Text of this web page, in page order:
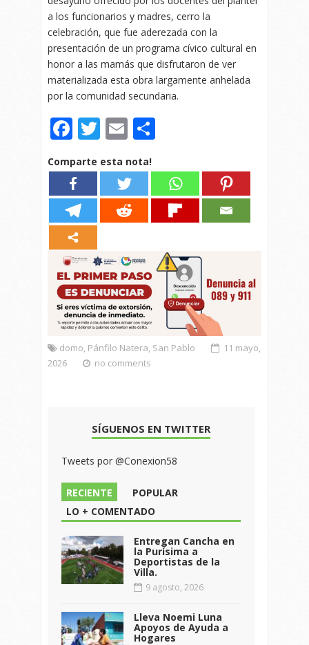
a los funcionarios y madres, cerro la
celebración, que fue aderezada con la
presentación de un programa cívico cultural en
honor a las mamás que disfrutaron de ver
materializada esta obra largamente anhelada
por la comunidad secundaria.
Facebook
Twitter
Email
Comparte esta nota!
domo, Pánfilo Natera, San Pablo
11 mayo,
2026
no comments
SÍGUENOS EN TWITTER
Tweets por @Conexion58
RECIENTE
POPULAR
LO + COMENTADO
Entregan Cancha en
la Purísima a
Deportistas de la
Villa.
9 agosto, 2026
Lleva Noemi Luna
Apoyos de Ayuda a
Hogares